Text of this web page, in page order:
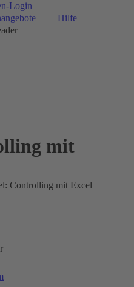
Login
Hilfe
mit
Controlling mit Excel